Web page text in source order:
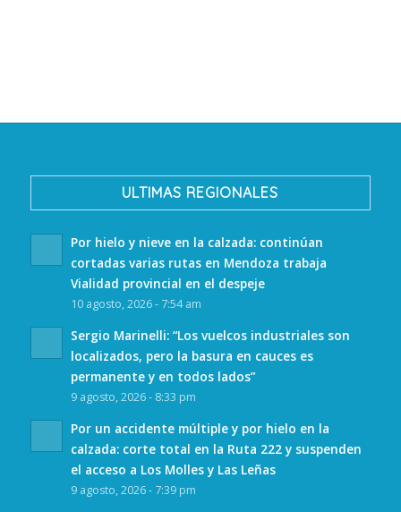
ULTIMAS REGIONALES
Por hielo y nieve en la calzada: continúan
cortadas varias rutas en Mendoza trabaja
Vialidad provincial en el despeje
10 agosto, 2026 - 7:54 am
Sergio Marinelli: “Los vuelcos industriales son
localizados, pero la basura en cauces es
permanente y en todos lados”
9 agosto, 2026 - 8:33 pm
Por un accidente múltiple y por hielo en la
calzada: corte total en la Ruta 222 y suspenden
el acceso a Los Molles y Las Leñas
9 agosto, 2026 - 7:39 pm